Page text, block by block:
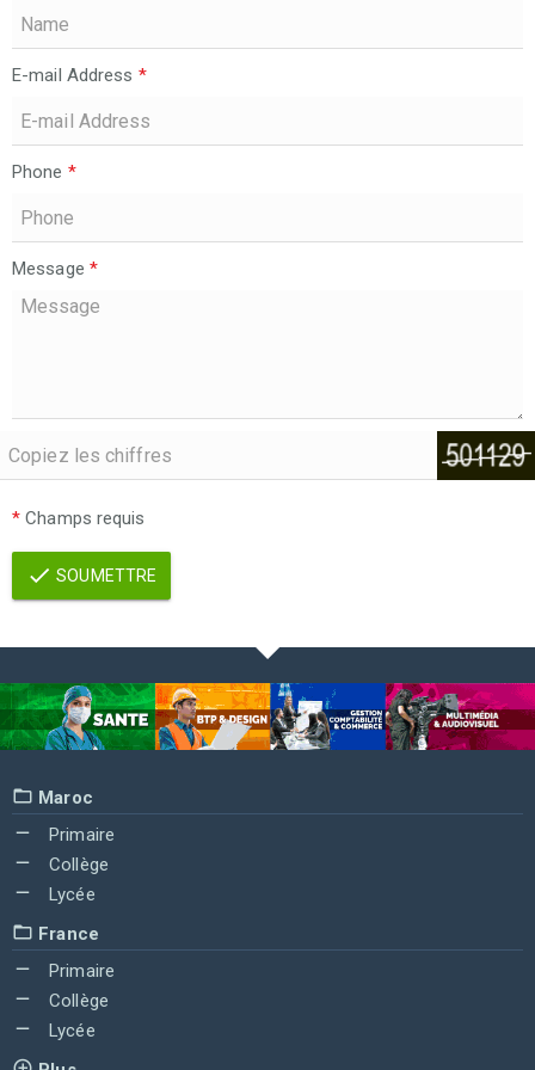
E-mail Address *
Phone *
Message *
* Champs requis
SOUMETTRE
Maroc
Primaire
Collège
Lycée
France
Primaire
Collège
Lycée